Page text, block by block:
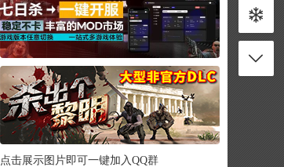
点击展示图片即可一键加入QQ群